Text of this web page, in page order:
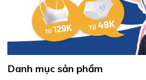
Danh mục sản phẩm